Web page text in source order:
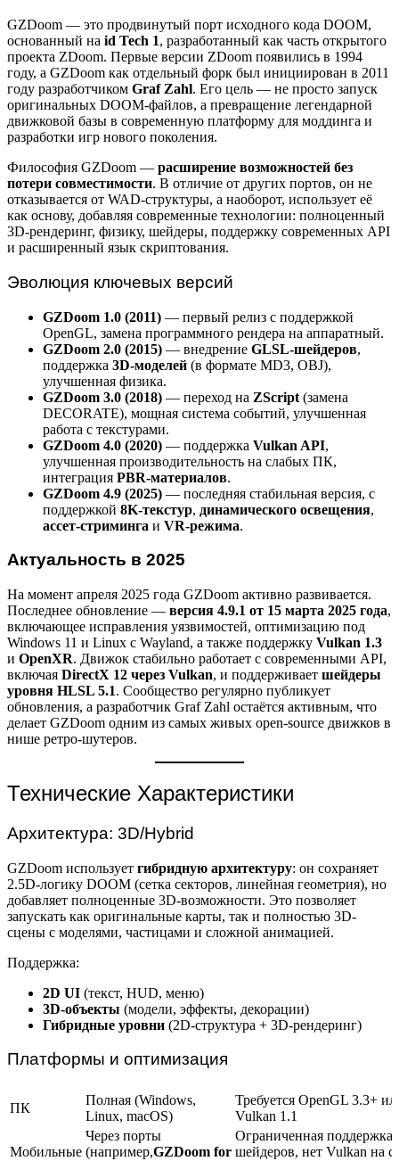
GZDoom — это продвинутый порт исходного кода DOOM,
основанный на id Tech 1, разработанный как часть открытого
проекта ZDoom. Первые версии ZDoom появились в 1994
году, а GZDoom как отдельный форк был инициирован в 2011
году разработчиком Graf Zahl. Его цель — не просто запуск
оригинальных DOOM-файлов, а превращение легендарной
движковой базы в современную платформу для моддинга и
разработки игр нового поколения.
Философия GZDoom — расширение возможностей без
потери совместимости. В отличие от других портов, он не
отказывается от WAD-структуры, а наоборот, использует её
как основу, добавляя современные технологии: полноценный
3D-рендеринг, физику, шейдеры, поддержку современных API
и расширенный язык скриптования.
Эволюция ключевых версий
GZDoom 1.0 (2011) — первый релиз с поддержкой
OpenGL, замена программного рендера на аппаратный.
GZDoom 2.0 (2015) — внедрение GLSL-шейдеров,
поддержка 3D-моделей (в формате MD3, OBJ),
улучшенная физика.
GZDoom 3.0 (2018) — переход на ZScript (замена
DECORATE), мощная система событий, улучшенная
работа с текстурами.
GZDoom 4.0 (2020) — поддержка Vulkan API,
улучшенная производительность на слабых ПК,
интеграция PBR-материалов.
GZDoom 4.9 (2025) — последняя стабильная версия, с
поддержкой 8K-текстур, динамического освещения,
ассет-стриминга и VR-режима.
Актуальность в 2025
На момент апреля 2025 года GZDoom активно развивается.
Последнее обновление — версия 4.9.1 от 15 марта 2025 года,
включающее исправления уязвимостей, оптимизацию под
Windows 11 и Linux с Wayland, а также поддержку Vulkan 1.3
и OpenXR. Движок стабильно работает с современными API,
включая DirectX 12 через Vulkan, и поддерживает шейдеры
уровня HLSL 5.1. Сообщество регулярно публикует
обновления, а разработчик Graf Zahl остаётся активным, что
делает GZDoom одним из самых живых open-source движков в
нише ретро-шутеров.
Технические Характеристики
Архитектура: 3D/Hybrid
GZDoom использует гибридную архитектуру: он сохраняет
2.5D-логику DOOM (сетка секторов, линейная геометрия), но
добавляет полноценные 3D-возможности. Это позволяет
запускать как оригинальные карты, так и полностью 3D-
сцены с моделями, частицами и сложной анимацией.
Поддержка:
2D UI (текст, HUD, меню)
3D-объекты (модели, эффекты, декорации)
Гибридные уровни (2D-структура + 3D-рендеринг)
Платформы и оптимизация
ПК
Полная (Windows,
Linux, macOS)
Требуется OpenGL 3.3+
Vulkan 1.1
Мобильные
Через порты
(например,GZDoom for
Ограниченная поддержка
шейдеров, нет Vulkan на